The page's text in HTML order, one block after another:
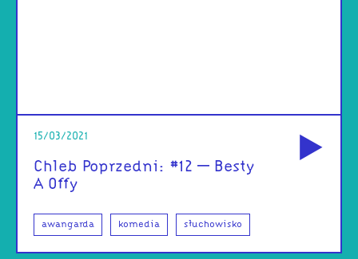
15/03/2021
Chleb Poprzedni: #12 – Besty
A Offy
awangarda komedia słuchowisko